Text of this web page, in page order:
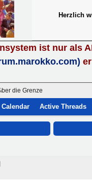
Herzlich
ist nur als
die Grenze
Calendar Active Threads